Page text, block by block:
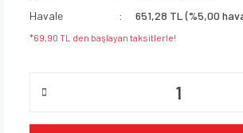
Havale
651,28 TL (%5,00
*69,90 TL den başlayan taksitlerle!